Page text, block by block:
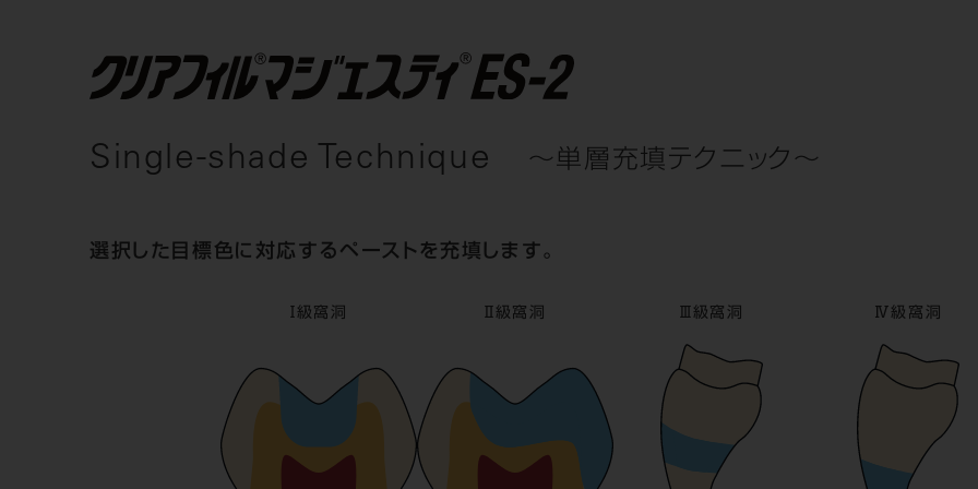
Single-shade Technique ～単層充填テクニック～
選択した目標色に対応するペーストを充填します。
Ⅰ級窩洞 Ⅱ級窩洞 Ⅲ級窩洞 Ⅳ級窩洞